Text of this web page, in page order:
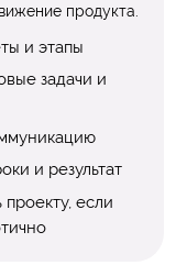
продукта.
и этапы
задачи и
и результат
если